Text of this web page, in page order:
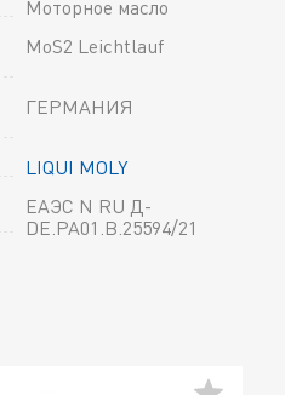
Моторное масло
MoS2 Leichtlauf
ГЕРМАНИЯ
LIQUI MOLY
ЕАЭС N RU Д-
DE.РА01.В.25594/21